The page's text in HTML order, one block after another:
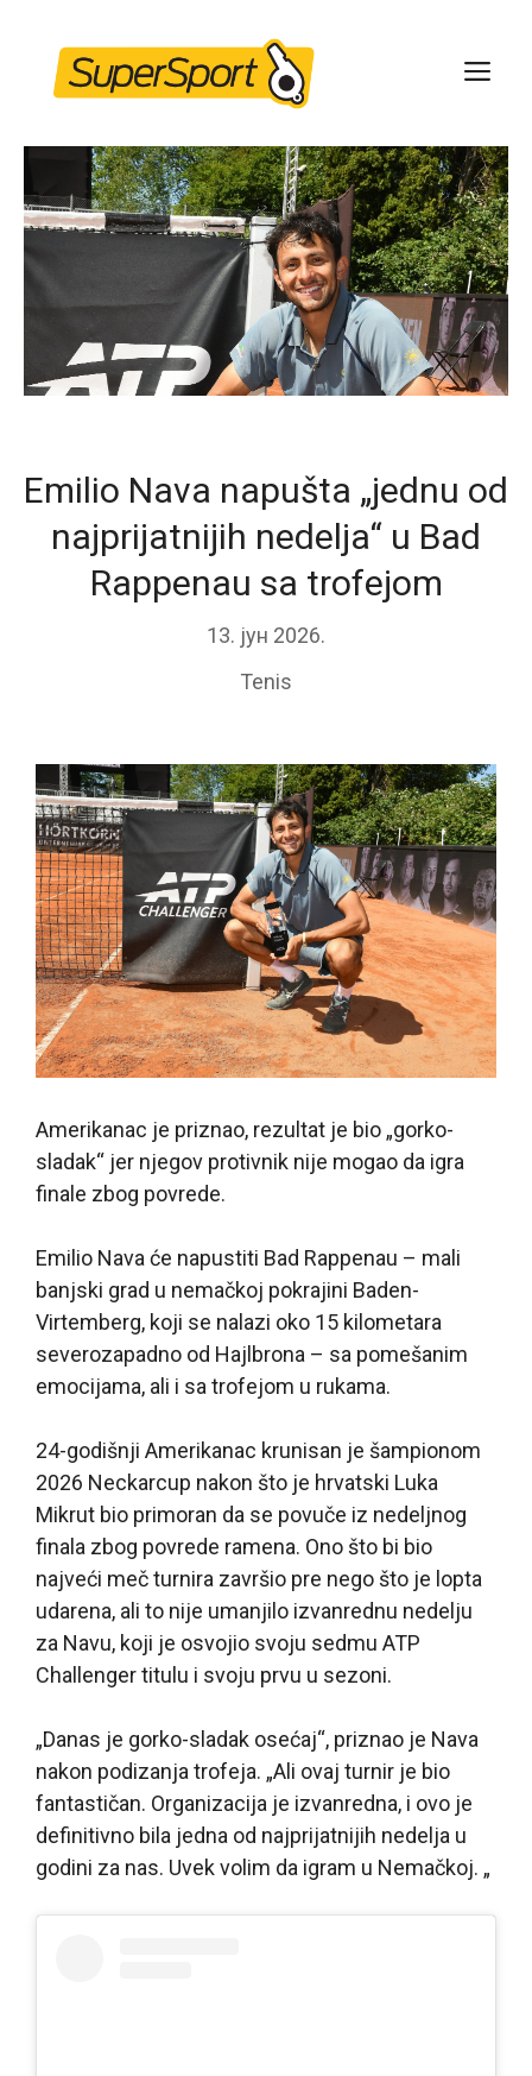
content
Emilio Nava napušta „jednu od
najprijatnijih nedelja“ u Bad
Rappenau sa trofejom
13. јун 2026.
Tenis
Amerikanac je priznao, rezultat je bio „gorko-
sladak“ jer njegov protivnik nije mogao da igra
finale zbog povrede.
Emilio Nava će napustiti Bad Rappenau – mali
banjski grad u nemačkoj pokrajini Baden-
Virtemberg, koji se nalazi oko 15 kilometara
severozapadno od Hajlbrona – sa pomešanim
emocijama, ali i sa trofejom u rukama.
24-godišnji Amerikanac krunisan je šampionom
2026 Neckarcup nakon što je hrvatski Luka
Mikrut bio primoran da se povuče iz nedeljnog
finala zbog povrede ramena. Ono što bi bio
najveći meč turnira završio pre nego što je lopta
udarena, ali to nije umanjilo izvanrednu nedelju
za Navu, koji je osvojio svoju sedmu ATP
Challenger titulu i svoju prvu u sezoni.
„Danas je gorko-sladak osećaj“, priznao je Nava
nakon podizanja trofeja. „Ali ovaj turnir je bio
fantastičan. Organizacija je izvanredna, i ovo je
definitivno bila jedna od najprijatnijih nedelja u
godini za nas. Uvek volim da igram u Nemačkoj. „